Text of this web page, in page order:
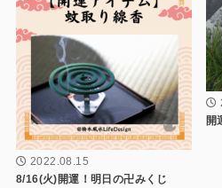
2022.08.15
8/16(火)開運！明日の卍みくじ
開